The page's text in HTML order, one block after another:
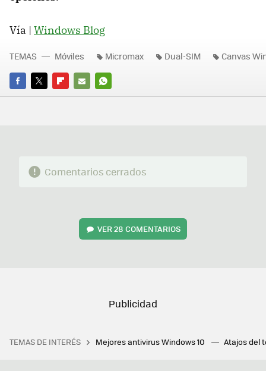
Vía | Windows Blog
FACEBOOK
TWITTERFLIPBOARD
E-
WHATSAPP
TEMAS Móviles Micromax Dual-SIM Canvas
Comentarios cerrados
VER28 COMENTARIOS
TEMAS DE INTERÉS Mejores antivirus Windows 10 Atajos del